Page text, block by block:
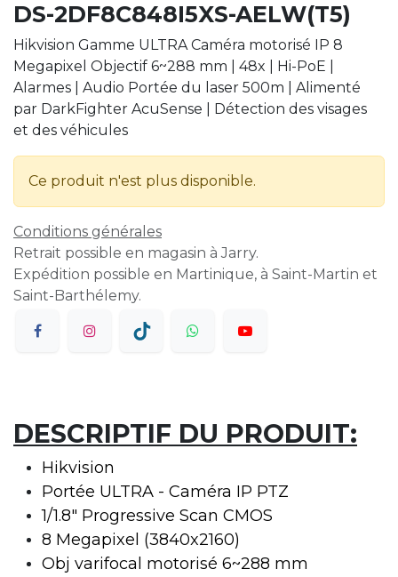
DS-2DF8C848I5XS-AELW(T5)
Hikvision Gamme ULTRA Caméra motorisé IP 8
Megapixel Objectif 6~288 mm | 48x | Hi-PoE |
Alarmes | Audio Portée du laser 500m | Alimenté
par DarkFighter AcuSense | Détection des visages
et des véhicules
Ce produit n'est plus disponible.
Conditions générales
Retrait possible en magasin à Jarry.
Expédition possible en Martinique, à Saint-Martin et
Saint-Barthélemy.
DESCRIPTIF DU PRODUIT:
Hikvision
Portée ULTRA - Caméra IP PTZ
1/1.8" Progressive Scan CMOS
8 Megapixel (3840x2160)
Obj varifocal motorisé 6~288 mm